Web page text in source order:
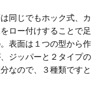
同じでもホック式、カ
ロー付けすることで足
表面は１つの型から作
ジッパーと２タイプの
なので、３種類ですと